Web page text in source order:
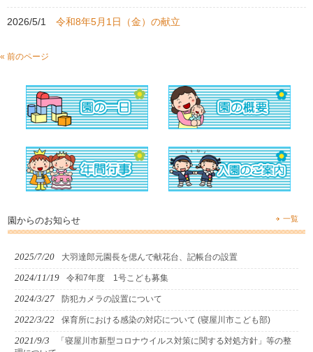
2026/5/1 令和8年5月1日（金）の献立
« 前のページ
園からのお知らせ 一覧
2025/7/20 大羽達郎元園長を偲んで献花台、記帳台の設置
2024/11/19 令和7年度 1号こども募集
2024/3/27 防犯カメラの設置について
2022/3/22 保育所における感染の対応について (寝屋川市こども部)
2021/9/3
「寝屋川市新型コロナウイルス対策に関する対処方針」等の整